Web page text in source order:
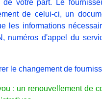
de votre part. Le
de celui-ci, un
les informations
numéros d'appel du
le changement de
: un renouvellement de